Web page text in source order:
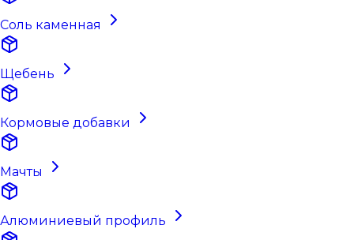
Соль каменная
Щебень
Кормовые добавки
Мачты
Алюминиевый профиль